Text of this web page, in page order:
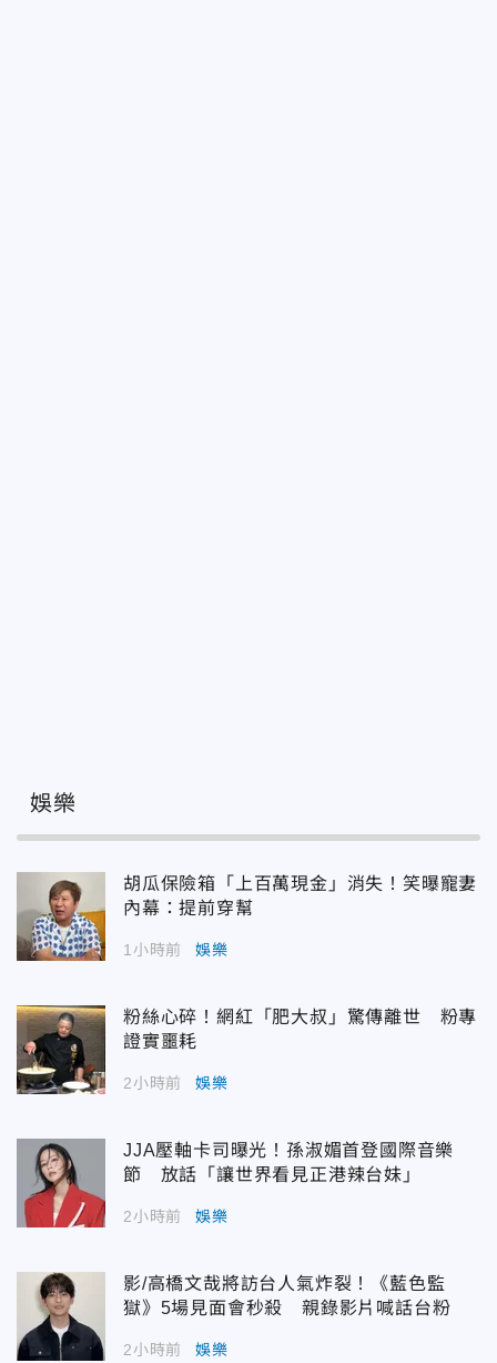
娛樂
胡瓜保險箱「上百萬現金」消失！笑曝寵妻
內幕：提前穿幫
1小時前 娛樂
粉絲心碎！網紅「肥大叔」驚傳離世 粉專
證實噩耗
2小時前 娛樂
JJA壓軸卡司曝光！孫淑媚首登國際音樂
節 放話「讓世界看見正港辣台妹」
2小時前 娛樂
影/高橋文哉將訪台人氣炸裂！《藍色監
獄》5場見面會秒殺 親錄影片喊話台粉
2小時前 娛樂